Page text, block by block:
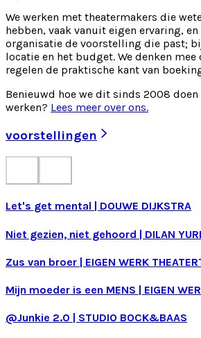
We werken met theatermakers die
hebben, vaak vanuit eigen ervaring,
organisatie de voorstelling die past;
locatie en het budget. We denken
regelen de praktische kant van
Benieuwd hoe we dit sinds 2008 doen
werken? Lees meer over ons.
voorstellingen
Let's get mental DOUWE DIJKSTRA
Niet gezien, niet gehoord | DILAN
Zus van broer | EIGEN WERK
Mijn moeder is een MENS EIGEN
@Junkie 2.0 STUDIO BOCK&BAAS